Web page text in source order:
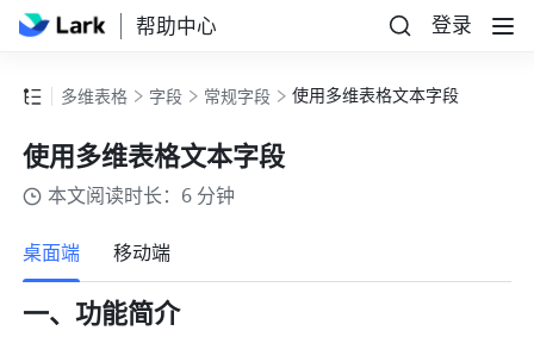
帮助中心 登录
多维表格 字段 常规字段 使用多维表格文本字段
使用多维表格文本字段
本文阅读时长：6 分钟
桌面端
移动端
一、功能简介